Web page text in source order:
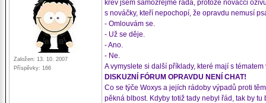
Založen: 13. 10. 2007
Příspěvky: 166
krev jsem samozřejmě ráda, protože nováčci
s nováčky, kteří nepochopí, že opravdu nemusí
- Omlouvám se.
- Už se děje.
- Ano.
- Ne.
A vymyslete si další příklady, které mají s
DISKUZNÍ FÓRUM OPRAVDU NENÍ CHAT!
Co se týče Woxys a jejích rádoby výpadů proti
pěkná blbost. Kdyby totiž tady nebyl řád, tak by